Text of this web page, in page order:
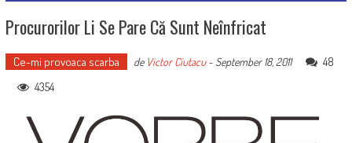
Procurorilor Li Se Pare Că Sunt Neînfricat
Ce-mi provoaca scarba de Victor Ciutacu- September 18, 2011
48
4354